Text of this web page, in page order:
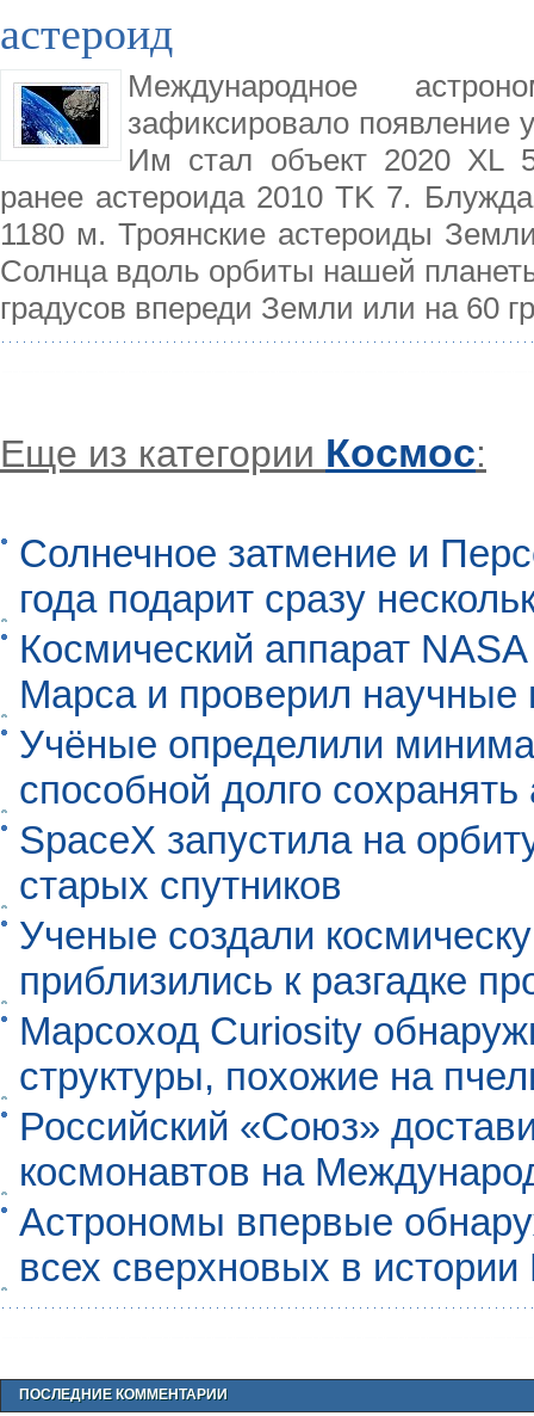
астероид
Международное
зафиксировало появление
Им стал объект 2020 XL
ранее астероида 2010 TK 7.
1180 м. Троянские астероиды
Солнца вдоль орбиты нашей
градусов впереди Земли или на 60
Еще из категории Космос:
Солнечное затмение и
года подарит сразу
Космический аппарат
Марса и проверил научные
Учёные определили
способной долго
SpaceX запустила на
старых спутников
Ученые создали
приблизились к разгадке
Марсоход Curiosity
структуры, похожие на
Российский «Союз»
космонавтов на
Астрономы впервые
всех сверхновых в
ПОСЛЕДНИЕ КОММЕНТАРИИ